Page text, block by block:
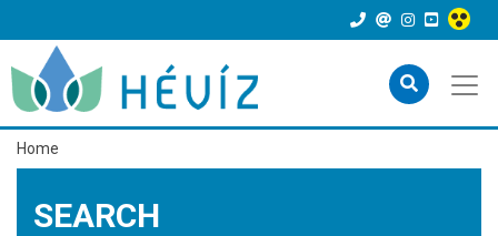
Home
SEARCH